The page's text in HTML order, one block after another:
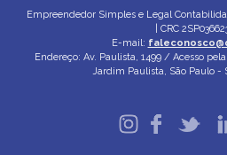
Empreendedor Simples e Legal
| CRC
E-mail:
Endereço: Av. Paulista, 1499 / Acesso
Jardim Paulista, São Paulo -